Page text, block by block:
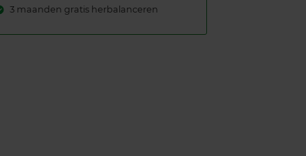
3 maanden gratis herbalanceren